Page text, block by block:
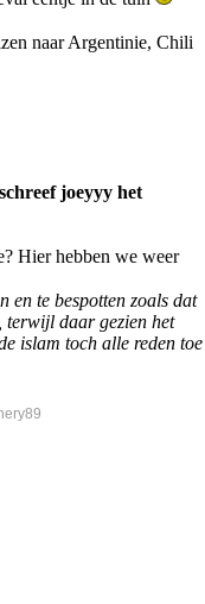
naar Argentinie, Chili
joeyyy het
Hier hebben we weer
en te bespotten zoals dat
terwijl daar gezien het
islam toch alle reden toe